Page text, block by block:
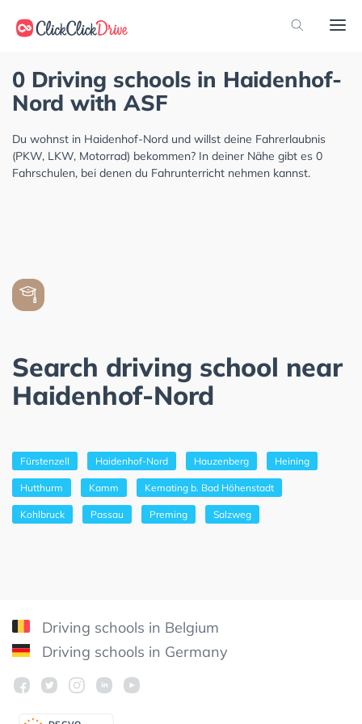
0 Driving schools in Haidenhof-
Nord with ASF
Du wohnst in Haidenhof-Nord und willst deine Fahrerlaubnis
(PKW, LKW, Motorrad) bekommen? In deiner Nähe gibt es 0
Fahrschulen, bei denen du Fahrunterricht nehmen kannst.
Search driving school near
Haidenhof-Nord
Fürstenzell Haidenhof-Nord Hauzenberg Heining
Hutthurm Kamm Kemating b. Bad Höhenstadt
Kohlbruck Passau Preming Salzweg
Driving schools in Belgium
Driving schools in Germany